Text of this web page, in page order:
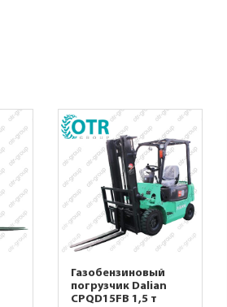
Газобензиновый
погрузчик Dalian
CPQD15FB 1,5 т